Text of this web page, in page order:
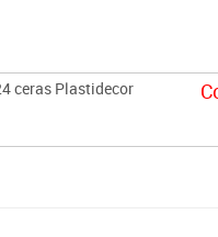
ceras Plastidecor